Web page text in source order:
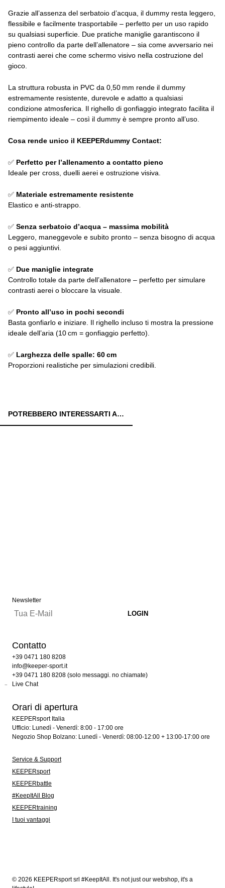
Grazie all’assenza del serbatoio d’acqua, il dummy resta leggero,
flessibile e facilmente trasportabile – perfetto per un uso rapido
su qualsiasi superficie. Due pratiche maniglie garantiscono il
pieno controllo da parte dell’allenatore – sia come avversario nei
contrasti aerei che come schermo visivo nella costruzione del
gioco.
La struttura robusta in PVC da 0,50 mm rende il dummy
estremamente resistente, durevole e adatto a qualsiasi
condizione atmosferica. Il righello di gonfiaggio integrato facilita il
riempimento ideale – così il dummy è sempre pronto all’uso.
Cosa rende unico il KEEPERdummy Contact:
✅ Perfetto per l’allenamento a contatto pieno
Ideale per cross, duelli aerei e ostruzione visiva.
✅ Materiale estremamente resistente
Elastico e anti-strappo.
✅ Senza serbatoio d’acqua – massima mobilità
Leggero, maneggevole e subito pronto – senza bisogno di acqua
o pesi aggiuntivi.
✅ Due maniglie integrate
Controllo totale da parte dell’allenatore – perfetto per simulare
contrasti aerei o bloccare la visuale.
✅ Pronto all’uso in pochi secondi
Basta gonfiarlo e iniziare. Il righello incluso ti mostra la pressione
ideale dell’aria (10 cm = gonfiaggio perfetto).
✅ Larghezza delle spalle: 60 cm
Proporzioni realistiche per simulazioni credibili.
POTREBBERO INTERESSARTI ANCHE:
Newsletter
Contatto
+39 0471 180 8208
info@keeper-sport.it
+39 0471 180 8208 (solo messaggi. no chiamate)
Live Chat
Orari di apertura
KEEPERsport Italia
Ufficio: Lunedì - Venerdì: 8:00 - 17:00 ore
Negozio Shop Bolzano: Lunedì - Venerdì: 08:00-12:00 + 13:00-17:00 ore
Service & Support
KEEPERsport
KEEPERbattle
#KeepItAll Blog
KEEPERtraining
I tuoi vantaggi
© 2026 KEEPERsport srl #KeepItAll. It's not just our webshop, it's a